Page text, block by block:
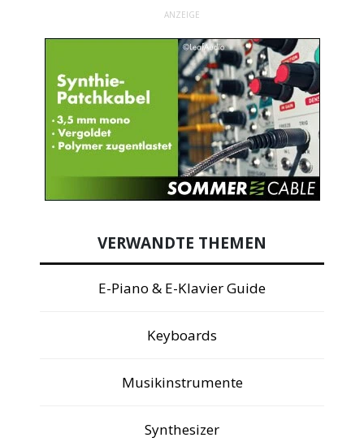
ANZEIGE
VERWANDTE THEMEN
E-Piano & E-Klavier Guide
Keyboards
Musikinstrumente
Synthesizer